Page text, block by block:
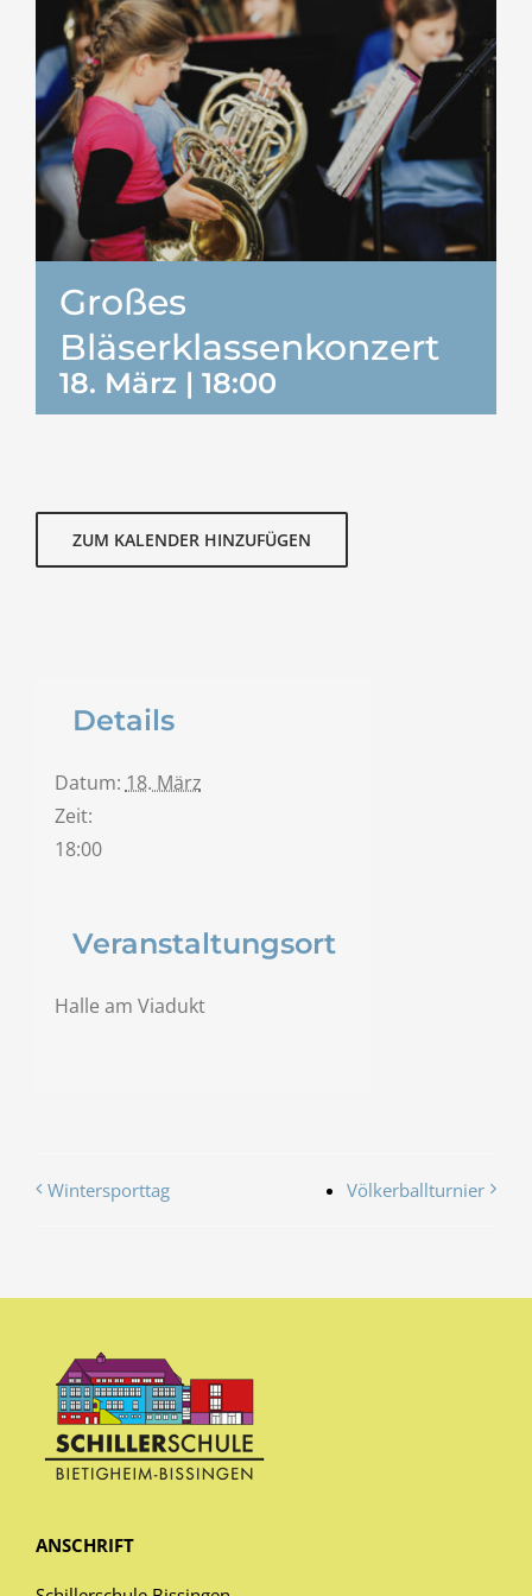
Großes
Bläserklassenkonzert
18. März | 18:00
ZUM KALENDER HINZUFÜGEN
Details
Datum: 18. März
Zeit:
18:00
Veranstaltungsort
Halle am Viadukt
Wintersporttag Völkerballturnier
ANSCHRIFT